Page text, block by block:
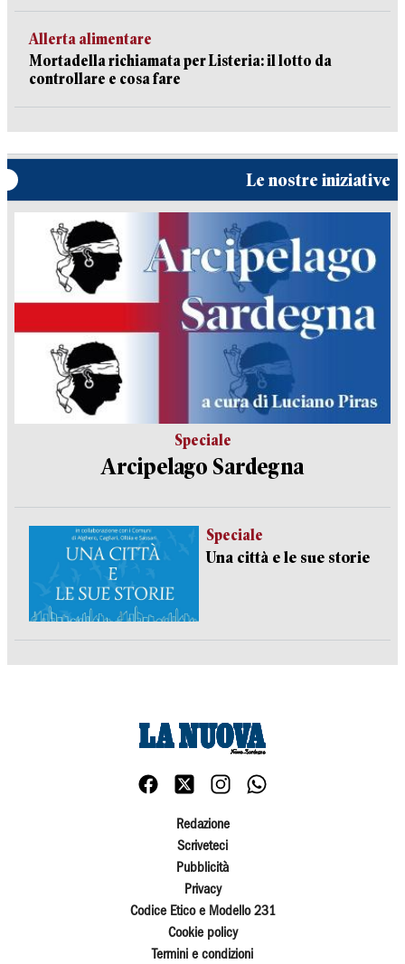
Allerta alimentare
Mortadella richiamata per Listeria: il lotto da
controllare e cosa fare
Le nostre iniziative
Speciale
Arcipelago Sardegna
Speciale
Una città e le sue storie
Redazione
Scriveteci
Pubblicità
Privacy
Codice Etico e Modello 231
Cookie policy
Termini e condizioni